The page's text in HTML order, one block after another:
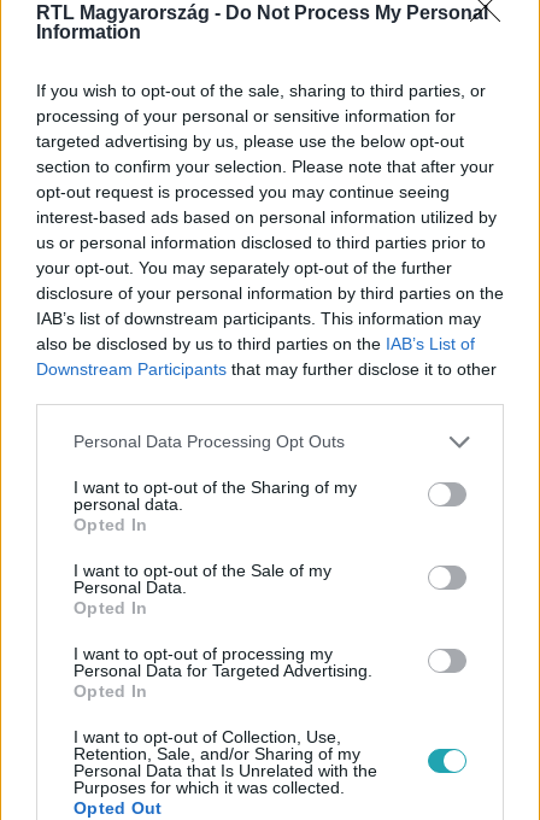
RTL Magyarország - Do Not Process My Personal
Information
If you wish to opt-out of the sale, sharing to third parties, or
processing of your personal or sensitive information for
targeted advertising by us, please use the below opt-out
section to confirm your selection. Please note that after your
opt-out request is processed you may continue seeing
interest-based ads based on personal information utilized by
us or personal information disclosed to third parties prior to
your opt-out. You may separately opt-out of the further
disclosure of your personal information by third parties on the
IAB’s list of downstream participants. This information may
also be disclosed by us to third parties on the IAB’s List of
Downstream Participants that may further disclose it to other
Please note that this website/app uses one or more Google
not limited to your visit or usage behaviour. You may click to
grant or deny consent to Google and its third-party tags to
use your data for below specified purposes in below Google
consent section.
Personal Data Processing Opt Outs
I want to opt-out of the Sharing of my
personal data.
Opted In
I want to opt-out of the Sale of my
Personal Data.
Opted In
I want to opt-out of processing my
Personal Data for Targeted Advertising.
Opted In
I want to opt-out of Collection, Use,
Retention, Sale, and/or Sharing of my
Personal Data that Is Unrelated with the
Purposes for which it was collected.
Opted Out
Híradó
2024. január 7. 17:46
A főpolgármester szerint a kormány beismerte,
hogy nem anyagi okokból szüntetnék meg a
Budapest-bérletet
Elismerte a minisztérium, hogy nem anyagi okokból
számolná fel a Budapest-bérletet – így reagált
Karácsony Gergely főpolgármester a közlekedési
államtitkár pénteki posztjára. Nagy Bálint arról írt, a vita
nem 1-2 milliárd forintról, hanem elvekről szól. Szerinte a
jelenlegi rendszer igazságtalan a vidék rovására, ezért
vásároljon vármegye- vagy országbérletet, aki az állami
szolgáltatásokat szeretné használni. Csakhogy ezek
Belföld
2024. január 6. 15:10
Karsai Dániel az Év Embere, csatatérré változott a